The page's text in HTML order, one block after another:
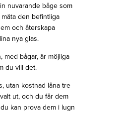
nuvarande båge som
den befintliga
och återskapa
nya glas.
med bågar, är möjliga
du vill det.
utan kostnad låna tre
ut, och du får dem
kan prova dem i lugn